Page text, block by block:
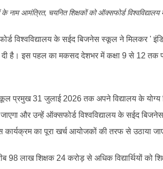
के नाम आमंत्रित, चयनित शिक्षकों को ऑक्सफोर्ड विश्वविद्यालय
विश्वविद्यालय के सईद बिजनेस स्कूल ने मिलकर '
है। इस पहल का मकसद देशभर में कक्षा 9 से 12 तक
प्रमुख 31 जुलाई 2026 तक अपने विद्यालय के
जाएगा और उन्हें ऑक्सफोर्ड विश्वविद्यालय के सईद
कार्यक्रम का पूरा खर्च आयोजकों की तरफ से उठाया
98 लाख शिक्षक 24 करोड़ से अधिक विद्यार्थियों को